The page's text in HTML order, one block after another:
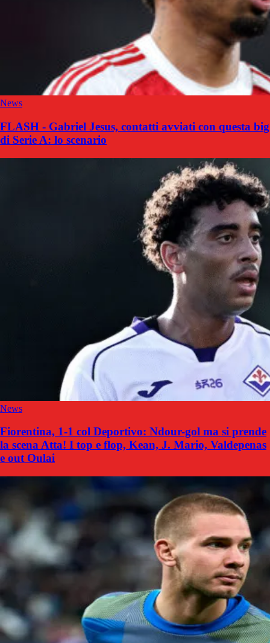
News
FLASH - Gabriel Jesus, contatti avviati con questa big
di Serie A: lo scenario
News
Fiorentina, 1-1 col Deportivo: Ndour-gol ma si prende
la scena Atta! I top e flop, Kean, J. Mario, Valdepenas
e out Oulai